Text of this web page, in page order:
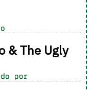
& The Ugly
por